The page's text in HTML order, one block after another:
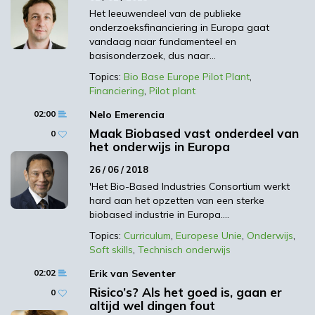
consultant bij Triple E volg. Wij hebben
kennis van natuur en economie: in woord
en daad. En met name dat laatste woord is
bepalend voor succes. Het gaat niet alleen
over de planten, de toepassingen, etc. Alles
draait om daadkracht en dat komt bij
mensen vandaan. De mensen maken het
verschil, in positieve en negatieve zin. Dat
is de energie en passie die bedrijven
uitdragen, naar binnen toe en naar partners
buiten de bedrijfsmuren.
Een goed voorbeeld is het noordelijk
innovatieplatform Biobased &
Agribusiness. In plaats van eerst te gaan
‘rekenen en tekenen’, zijn enthousiaste
ondernemers samen met de overheid,
adviseurs en stakeholders aan tafel gaan
zitten. Als we eerst het ‘zekerheidsproces’
Het leeuwendeel van de publieke
onderzoeksfinanciering in Europa gaat
vandaag naar fundamenteel en
basisonderzoek, dus naar…
Topics: Bio Base Europe Pilot Plant,
Financiering, Pilot plant
02:00
0
Nelo Emerencia
Maak Biobased vast onderdeel van
het onderwijs in Europa
26 / 06 / 2018
'Het Bio-Based Industries Consortium werkt
hard aan het opzetten van een sterke
biobased industrie in Europa.…
Topics: Curriculum, Europese Unie, Onderwijs,
Soft skills, Technisch onderwijs
02:02
0
Erik van Seventer
Risico’s? Als het goed is, gaan er
altijd wel dingen fout